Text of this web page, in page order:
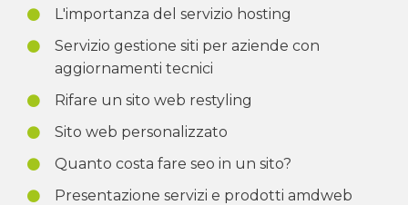
L'importanza del servizio hosting
Servizio gestione siti per aziende con
aggiornamenti tecnici
Rifare un sito web restyling
Sito web personalizzato
Quanto costa fare seo in un sito?
Presentazione servizi e prodotti amdweb